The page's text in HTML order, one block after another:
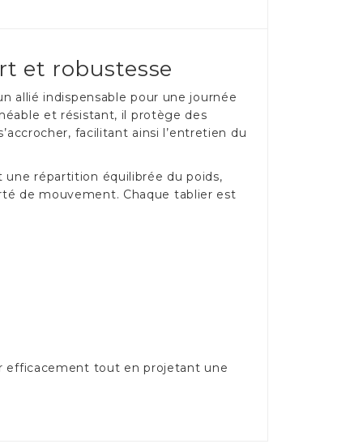
et robustesse
allié indispensable pour une journée
et résistant, il protège des
facilitant ainsi l’entretien du
répartition équilibrée du poids,
de mouvement. Chaque tablier est
efficacement tout en projetant une